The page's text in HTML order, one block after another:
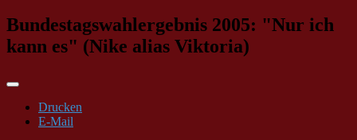
Bundestagswahlergebnis 2005: "Nur ich
kann es" (Nike alias Viktoria)
Drucken
E-Mail